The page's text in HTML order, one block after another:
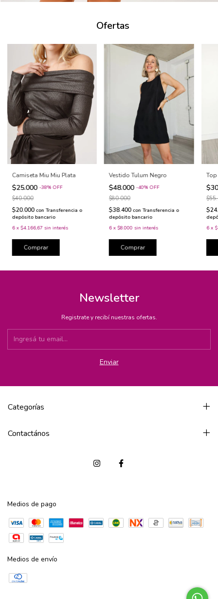
Ofertas
Camiseta Miu Miu Plata
$25.000 -38% OFF
$40.000
$20.000 con Transferencia o
depósito bancario
6 x $4.166,67 sin interés
Comprar
Vestido Tulum Negro
$48.000-40%OFF
$80.000
$38.400con Transferencia o
depósito bancario
6 x$8.000 sin interés
Comprar
Top
6 x
Newsletter
Registrate y recibí nuestras ofertas.
Categorías
Contactános
Medios de pago
Medios de envío